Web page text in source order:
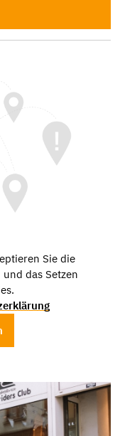
Sie die
das Setzen